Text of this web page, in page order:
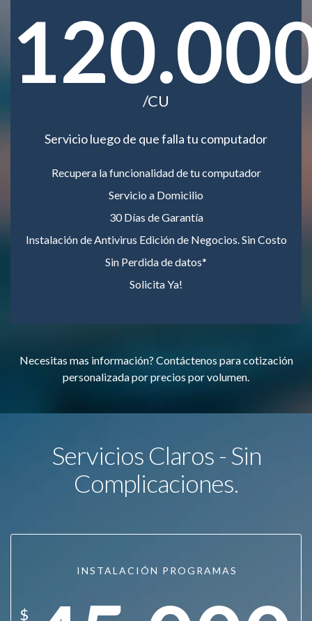
/CU
Servicio luego de que falla tu computador
Recupera la funcionalidad de tu computador
Servicio a Domicilio
30 Días de Garantía
Instalación de Antivirus Edición de Negocios. Sin Costo
Sin Perdida de datos*
Solicita Ya!
Necesitas mas información? Contáctenos para cotización
personalizada por precios por volumen.
Servicios Claros - Sin
Complicaciones.
INSTALACIÓN PROGRAMAS
$